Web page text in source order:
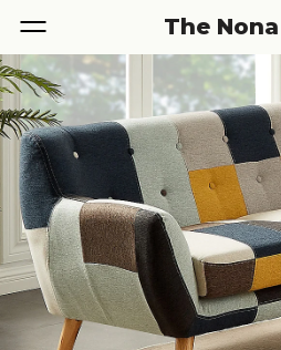
The Nona